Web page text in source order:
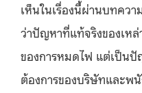
เห็นในเรื่องนี้ผ่านบทคว
ว่าปัญหาที่แท้จริงของเห
ของการหมดไฟ แต่เป็น
ต้องการของบริษัทและพ